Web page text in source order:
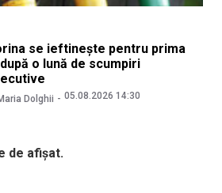
se ieftinește pentru prima
o lună de scumpiri
Dolghii 05.08.2026 14:30
de afișat.